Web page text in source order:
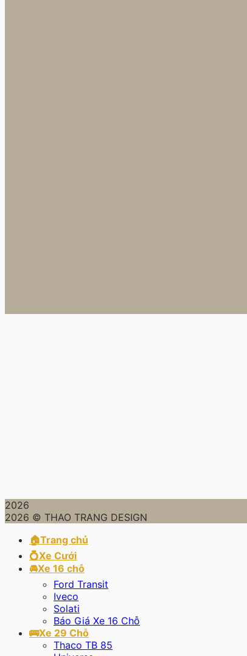
2026
2026 © THAO TRANG DESIGN
🏠Trang chủ
💍Xe Cưới
🚘Xe 16 chỗ
Ford Transit
Iveco
Solati
Báo Giá Xe 16 Chỗ
🚌Xe 29 Chỗ
Thaco TB 85